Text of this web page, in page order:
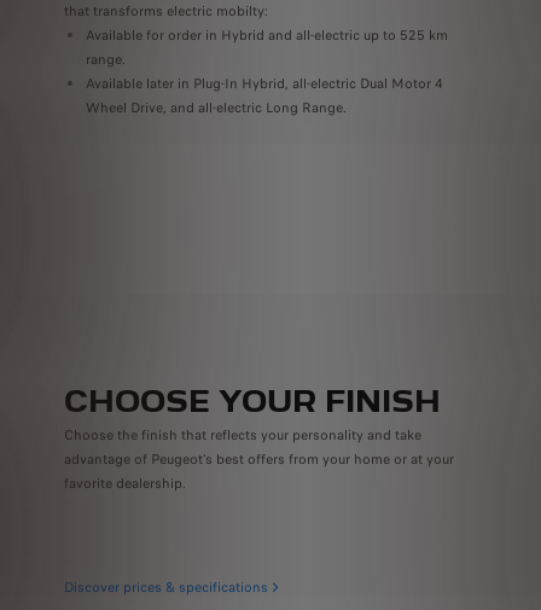
that transforms electric mobilty:
Available for order in Hybrid and all-electric up to 525 km
range.
Available later in Plug-In Hybrid, all-electric Dual Motor 4
Wheel Drive, and all-electric Long Range.
CHOOSE YOUR FINISH
Choose the finish that reflects your personality and take
advantage of Peugeot’s best offers from your home or at your
favorite dealership.
Discover prices & specifications